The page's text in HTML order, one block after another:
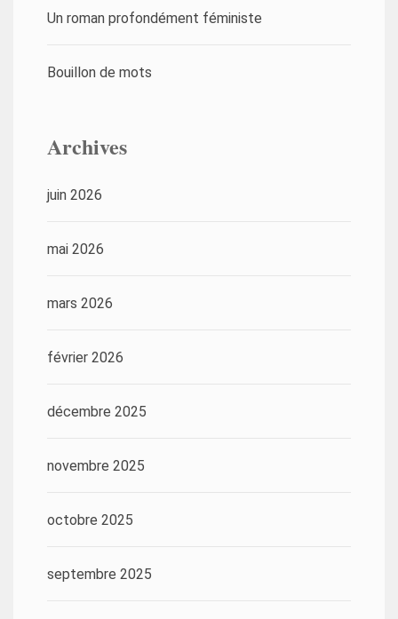
Un roman profondément féministe
Bouillon de mots
Archives
juin 2026
mai 2026
mars 2026
février 2026
décembre 2025
novembre 2025
octobre 2025
septembre 2025